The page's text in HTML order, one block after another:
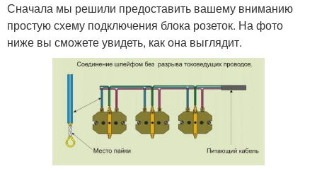
Сначала мы решили предоставить вашему вниманию
простую схему подключения блока розеток. На фото
ниже вы сможете увидеть, как она выглядит.